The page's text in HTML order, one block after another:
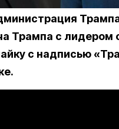
Трампа с лидером
с надписью